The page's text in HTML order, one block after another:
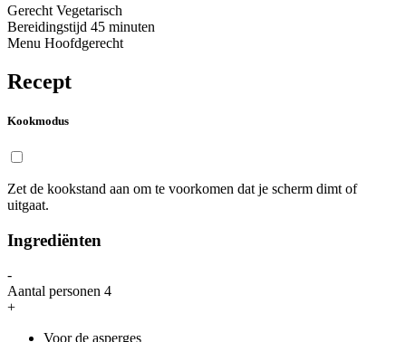
Gerecht Vegetarisch
Bereidingstijd 45 minuten
Menu Hoofdgerecht
Recept
Kookmodus
Zet de kookstand aan om te voorkomen dat je scherm dimt of
uitgaat.
Ingrediënten
-
Aantal personen 4
+
Voor de asperges